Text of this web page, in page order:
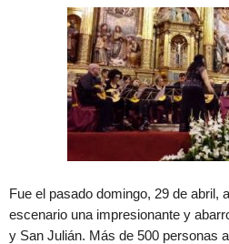
Fue el pasado domingo, 29 de abril,
escenario una impresionante y
y San Julián. Más de 500 personas